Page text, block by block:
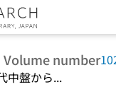
Volume number
中盤から...